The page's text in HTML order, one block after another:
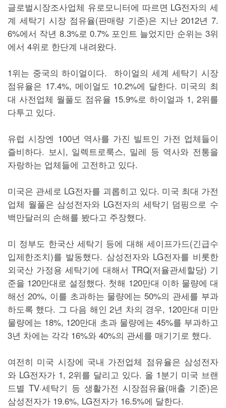
글로벌시장조사업체 유로모니터에 따르면 LG전자의 세
계 세탁기 시장 점유율(판매량 기준)은 지난 2012년 7.
6%에서 작년 8.3%로 0.7% 포인트 늘었지만 순위는 3위
에서 4위로 한단계 내려왔다.
1위는 중국의 하이얼이다. 하이얼의 세계 세탁기 시장
점유율은 17.4%, 메이얼도 10.2%에 달한다. 미국의 최
대 사전업체 월풀도 점유율 15.9%로 하이얼과 1, 2위를
다투고 있다.
유럽 시장엔 100년 역사를 가진 빌트인 가전 업체들이
즐비하다. 보시, 일렉트로룩스, 밀레 등 역사와 전통을
자랑하는 업체들에 고전하고 있다.
미국은 관세로 LG전자를 괴롭히고 있다. 미국 최대 가전
업체 월풀은 삼성전자와 LG전자의 세탁기 덤핑으로 수
백만달러의 손해를 봤다고 주장했다.
미 정부도 한국산 세탁기 등에 대해 세이프가드(긴급수
입제한조치)를 발동했다. 삼성전자와 LG전자를 비롯한
외국산 가정용 세탁기에 대해서 TRQ(저율관세할당) 기
준을 120만대로 설정했다. 첫해 120만대 이하 물량에 대
해선 20%, 이를 초과하는 물량에는 50%의 관세를 부과
하도록 했다. 그 다음 해인 2년 차의 경우, 120만대 미만
물량에는 18%, 120만대 초과 물량에는 45%를 부과하고
3년 차에는 각각 16%와 40%의 관세를 매기기로 했다.
여전히 미국 시장에 국내 가전업체 점유율은 삼성전자
와 LG전자가 1, 2위를 달리고 있다. 올 1분기 미국 브랜
드별 TV·세탁기 등 생활가전 시장점유율(매출 기준)은
삼성전자가 19.6%, LG전자가 16.5%에 달한다.